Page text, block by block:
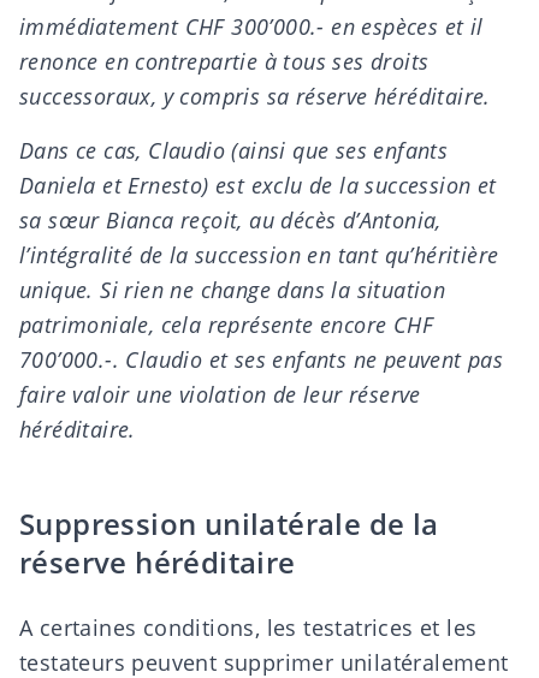
immédiatement CHF 300’000.- en espèces et il
renonce en contrepartie à tous ses droits
successoraux, y compris sa réserve héréditaire.
Dans ce cas, Claudio (ainsi que ses enfants
Daniela et Ernesto) est exclu de la succession et
sa sœur Bianca reçoit, au décès d’Antonia,
l’intégralité de la succession en tant qu’héritière
unique. Si rien ne change dans la situation
patrimoniale, cela représente encore CHF
700’000.-. Claudio et ses enfants ne peuvent pas
faire valoir une violation de leur réserve
héréditaire.
Suppression unilatérale de la
réserve héréditaire
A certaines conditions, les testatrices et les
testateurs peuvent supprimer unilatéralement